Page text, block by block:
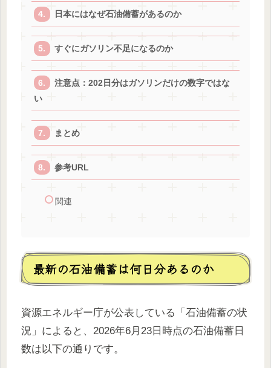
日本にはなぜ石油備蓄があるのか
すぐにガソリン不足になるのか
注意点：202日分はガソリンだけの数字ではな
い
まとめ
参考URL
関連
最新の石油備蓄は何日分あるのか
資源エネルギー庁が公表している「石油備蓄の状
況」によると、2026年6月23日時点の石油備蓄日
数は以下の通りです。